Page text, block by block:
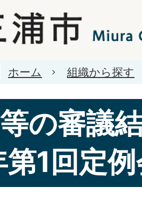
ホーム 組織から探す
の審議
1回定